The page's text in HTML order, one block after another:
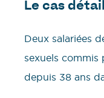
Le cas
Deux salariées
sexuels commis
depuis 38 ans